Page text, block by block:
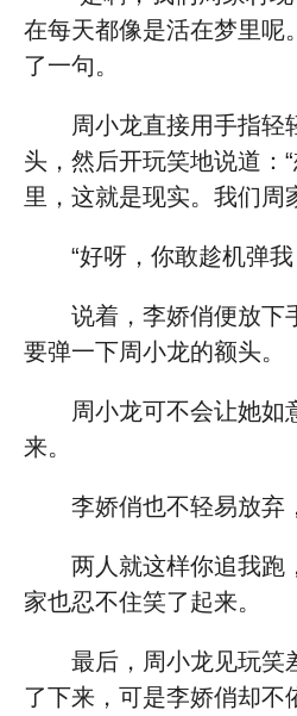
在每天都像是活在梦里呢
了一句。
周小龙直接用手指轻
头，然后开玩笑地说道：
里，这就是现实。我们周
“好呀，你敢趁机弹
说着，李娇俏便放下
要弹一下周小龙的额头。
周小龙可不会让她如
来。
李娇俏也不轻易放弃
两人就这样你追我跑
家也忍不住笑了起来。
最后，周小龙见玩笑
了下来，可是李娇俏却不